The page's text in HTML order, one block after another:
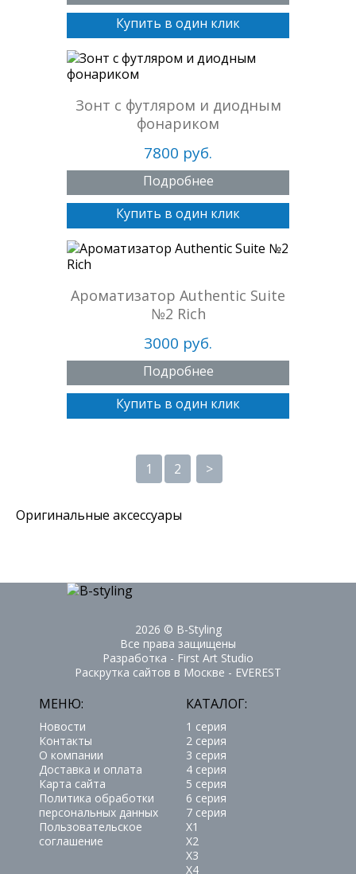
Купить в один клик
Зонт с футляром и диодным
фонариком
7800 руб.
Подробнее
Купить в один клик
Ароматизатор Authentic Suite
№2 Rich
3000 руб.
Подробнее
Купить в один клик
1 2 >
Оригинальные аксессуары
2026 © B-Styling
Все права защищены
Разработка - First Art Studio
Раскрутка сайтов в Москве - EVEREST
МЕНЮ:
Новости
Контакты
О компании
Доставка и оплата
Карта сайта
Политика обработки
персональных данных
Пользовательское
соглашение
КАТАЛОГ:
1 серия
2 серия
3 серия
4 серия
5 серия
6 серия
7 серия
X1
X2
X3
X4